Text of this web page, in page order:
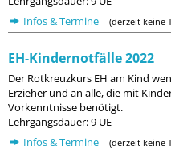
Infos & Termine
(derzeit keine
EH-Kindernotfälle 2022
Der Rotkreuzkurs EH am Kind
Erzieher und an alle, die mit
Vorkenntnisse benötigt.
Lehrgangsdauer: 9 UE
Infos & Termine
(derzeit keine